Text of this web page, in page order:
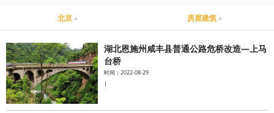
桥梁支座系统
水泥基系统
新能源系统
北京 房屋建筑
湖北恩施州咸丰县普通公路危桥改造—上马
台桥
时间：2022-08-29
|